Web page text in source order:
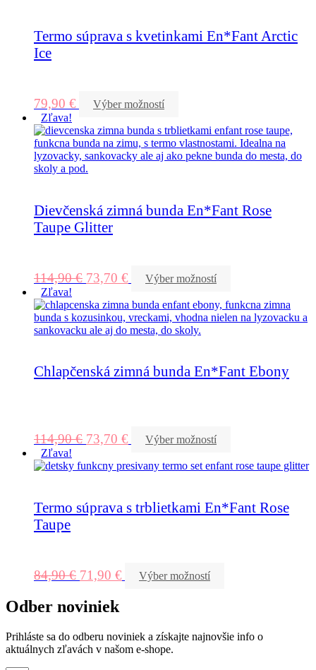
Termo súprava s kvetinkami En*Fant Arctic
Ice
79,90 €
Výber možností
Zľava!
Dievčenská zimná bunda En*Fant Rose
Taupe Glitter
114,90€ 73,70 €
Výber možností
Zľava!
Chlapčenská zimná bunda En*Fant Ebony
114,90€ 73,70 €
Výber možností
Zľava!
Termo súprava s trblietkami En*Fant Rose
Taupe
84,90€ 71,90 € Výber možností
Odber noviniek
Prihláste sa do odberu noviniek a získajte najnovšie info o
aktuálnych zľavách v našom e-shope.